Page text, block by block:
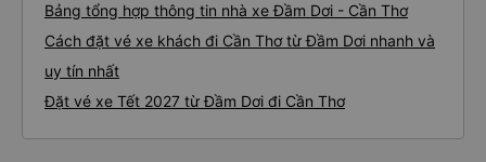
Bảng tổng hợp thông tin nhà xe Đầm Dơi - Cần Thơ
Cách đặt vé xe khách đi Cần Thơ từ Đầm Dơi nhanh và
uy tín nhất
Đặt vé xe Tết 2027 từ Đầm Dơi đi Cần Thơ